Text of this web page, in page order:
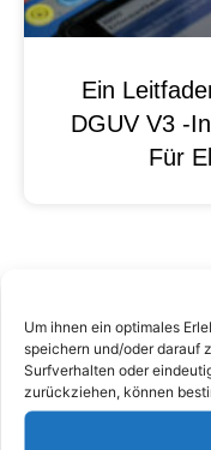
Um ihnen ein optimales
speichern und/oder darauf
Surfverhalten oder
zurückziehen, können
Ein
DGUV V3 -
Für